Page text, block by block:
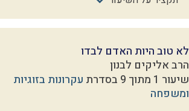
לא טוב היות האדם לבדו
הרב אליקים לבנון
שיעור 1 מתוך 9 בסדרת
עקרונות בזוגיות
ומשפחה